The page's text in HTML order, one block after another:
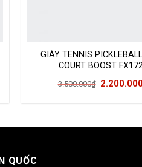
GIÀY TENNIS
COURT BOOST
3.500.000₫ Giá
QUỐC